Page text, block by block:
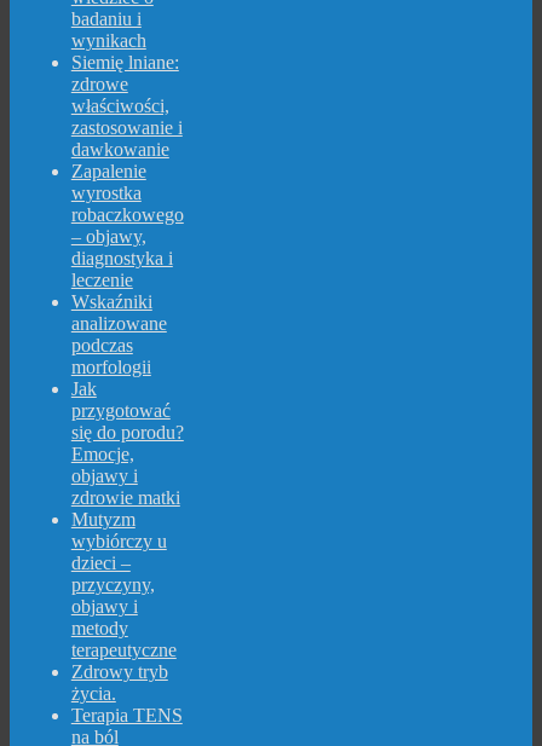
badaniu i
wynikach
Siemię lniane:
zdrowe
właściwości,
zastosowanie i
dawkowanie
Zapalenie
wyrostka
robaczkowego
– objawy,
diagnostyka i
leczenie
Wskaźniki
analizowane
podczas
morfologii
Jak
przygotować
się do porodu?
Emocje,
objawy i
zdrowie matki
Mutyzm
wybiórczy u
dzieci –
przyczyny,
objawy i
metody
terapeutyczne
Zdrowy tryb
życia.
Terapia TENS
na ból